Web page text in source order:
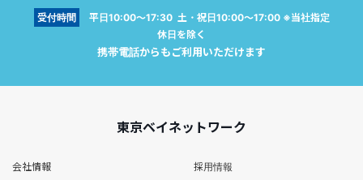
受付時間
平日10:00～17:30 土・祝日10:00～17:00 ※当社指定
休日を除く
携帯電話からもご利用いただけます
東京ベイネットワーク
会社情報
採用情報